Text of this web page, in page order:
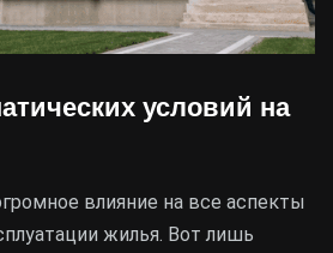
условий на
влияние на все аспекты
жилья. Вот лишь